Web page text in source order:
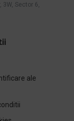
Sector 6,
ale